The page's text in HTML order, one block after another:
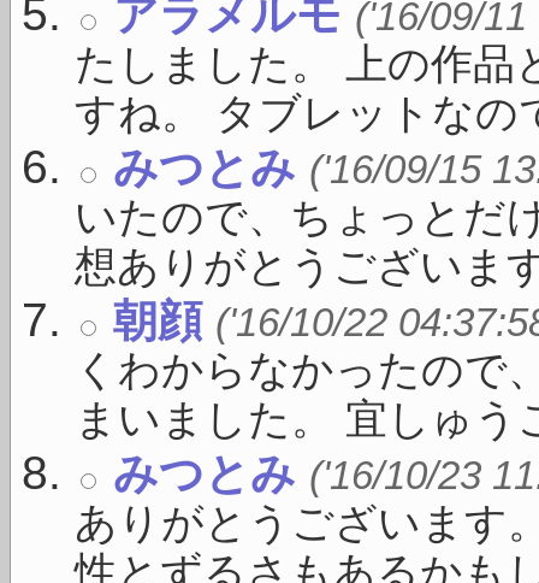
アラメルモ ('16/09/
たしました。 上の作品
すね。 タブレットなの
みつとみ ('16/09/15
いたので、ちょっとだ
想ありがとうございま
朝顔 ('16/10/22
くわからなかったので
まいました。 宜しゅう
みつとみ ('16/10/23
ありがとうございます